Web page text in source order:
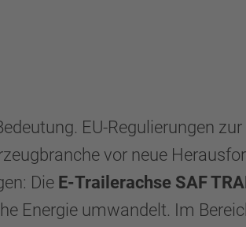
EU-Regulierungen
vor neue
Die E-Trailerachse SAF
Energie umwandelt. Im